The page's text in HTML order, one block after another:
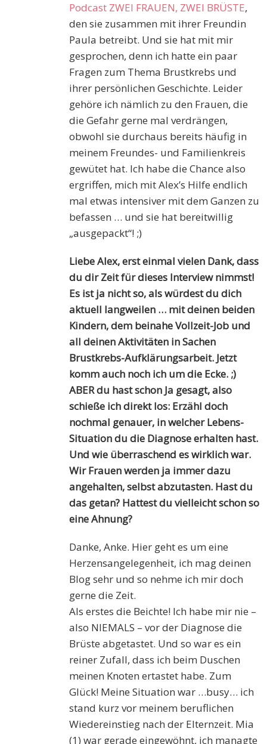
Podcast ZWEI FRAUEN, ZWEI BRÜSTE,
den sie zusammen mit ihrer Freundin
Paula betreibt. Und sie hat mit mir
gesprochen, denn ich hatte ein paar
Fragen zum Thema Brustkrebs und
ihrer persönlichen Geschichte. Leider
gehöre ich nämlich zu den Frauen, die
die Gefahr gerne mal verdrängen,
obwohl sie durchaus bereits häufig in
meinem Freundes- und Familienkreis
gewütet hat. Ich habe die Chance also
ergriffen, mich mit Alex’s Hilfe endlich
mal etwas intensiver mit dem Ganzen zu
befassen … und sie hat bereitwillig
„ausgepackt“! ;)
Liebe Alex, erst einmal vielen Dank, dass
du dir Zeit für dieses Interview nimmst!
Es ist ja nicht so, als würdest du dich
aktuell langweilen … mit deinen beiden
Kindern, dem beinahe Vollzeit-Job und
all deinen Aktivitäten in Sachen
Brustkrebs-Aufklärungsarbeit. Jetzt
komm auch noch ich um die Ecke. ;)
ABER du hast schon Ja gesagt, also
schieße ich direkt los: Erzähl doch
nochmal genauer, in welcher Lebens-
Situation du die Diagnose erhalten hast.
Und wie überraschend es wirklich war.
Wir Frauen werden ja immer dazu
angehalten, selbst abzutasten. Hast du
das getan? Hattest du vielleicht schon so
eine Ahnung?
Danke, Anke. Hier geht es um eine
Herzensangelegenheit, ich mag deinen
Blog sehr und so nehme ich mir doch
gerne die Zeit.
Als erstes die Beichte! Ich habe mir nie –
also NIEMALS – vor der Diagnose die
Brüste abgetastet. Und so war es ein
reiner Zufall, dass ich beim Duschen
meinen Knoten ertastet habe. Zum
Glück! Meine Situation war …busy… ich
stand kurz vor meinem beruflichen
Wiedereinstieg nach der Elternzeit. Mia
(1) war gerade eingewöhnt, ich managte